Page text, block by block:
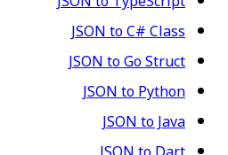
JSON to C# Class
JSON to Go Struct
JSON to Python
JSON to Java